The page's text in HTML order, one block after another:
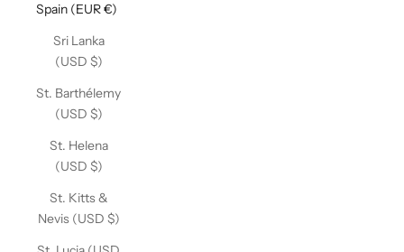
Spain (EUR €)
Sri Lanka
(USD $)
St. Barthélemy
(USD $)
St. Helena
(USD $)
St. Kitts &
Nevis (USD $)